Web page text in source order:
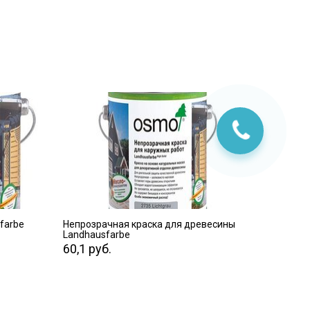
ПЕРЕЙТИ
Непрозрачная краска для древесины
Landhausfarbe
60,1 руб.